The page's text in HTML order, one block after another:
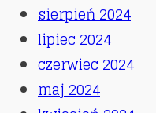
sierpień 2024
lipiec 2024
czerwiec 2024
maj 2024